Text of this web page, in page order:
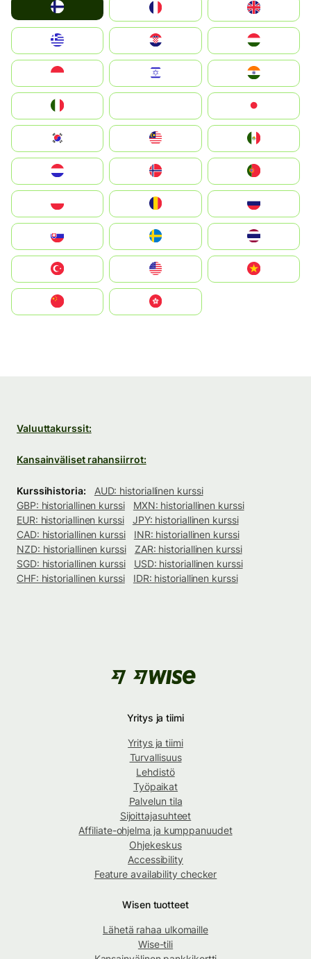
United Kingdom
Magyarország
South Korea
United States
中國香港特別行政區
Valuuttakurssit:
Kansainväliset rahansiirrot:
Kurssihistoria:
AUD: historiallinen kurssi
GBP: historiallinen kurssi
MXN: historiallinen kurssi
EUR: historiallinen kurssi
JPY: historiallinen kurssi
CAD: historiallinen kurssi
INR: historiallinen kurssi
NZD: historiallinen kurssi
ZAR: historiallinen kurssi
SGD: historiallinen kurssi
USD: historiallinen kurssi
CHF: historiallinen kurssi
IDR: historiallinen kurssi
Yritys ja tiimi
Yritys ja tiimi
Turvallisuus
Lehdistö
Työpaikat
Palvelun tila
Sijoittajasuhteet
Affiliate-ohjelma ja kumppanuudet
Ohjekeskus
Accessibility
Feature availability checker
Wisen tuotteet
Lähetä rahaa ulkomaille
Wise-tili